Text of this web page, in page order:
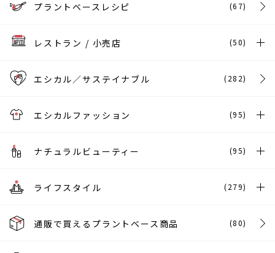
プラントベースレシピ (67)
レストラン / 小売店 (50)
エシカル／サステイナブル (282)
エシカルファッション (95)
ナチュラルビューティー (95)
ライフスタイル (279)
通販で買えるプラントベース商品 (80)